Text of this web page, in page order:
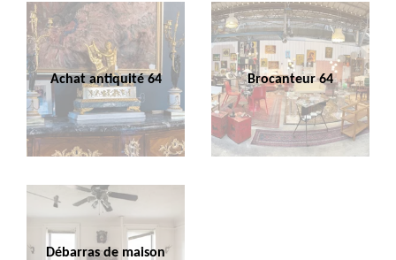
Achat antiquité 64 Brocanteur 64
Débarras de maison